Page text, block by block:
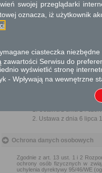
Skargi i wnioski
Przedmiotem skargi może
Przedmiotem wniosku
usprawnienie pracy i
Organ właściwy dla
miesiąca.
Ustawa z dnia 14
Ustawa z dnia 6 lipca
Ochrona danych osobowych
Zgodnie z art. 13 ust. 1 i 2
ochrony osób fizycznych w
uchylenia dyrektywy 95/46/WE
swojej przeglądarki
oznacza, iż użytkownik
ciasteczka
zawartości Serwisu do
wyświetlić stronę
- Wpływają na wewnętrzne